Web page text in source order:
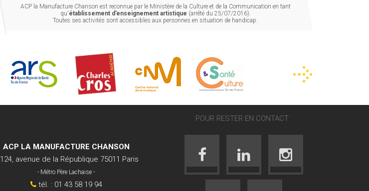
ACP la Manufacture Chanson est reconnue par le Ministère de la Culture et de la Communication en tant
qu'établissement d’enseignement artistique (arrêté du 25/07/2016).
Toutes ses activités sont accessibles aux personnes en situation de handicap.
ACP LA MANUFACTURE CHANSON
124, avenue de la République 75011 Paris
- Métro Père Lachaise -
tél. : 01 43 58 19 94
POUR RESTER EN CONTACT :